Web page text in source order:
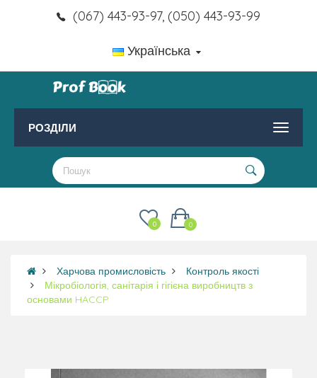
(067) 443-93-97, (050) 443-93-99
Українська
РОЗДІЛИ
0
0
Харчова промисловість
Контроль якості
Мікробіологія, санітарія і гігієна виробництв з
основами HACCP